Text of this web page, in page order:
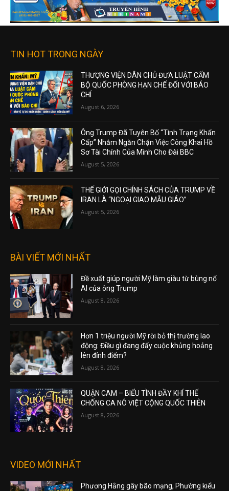
TIN HOT TRONG NGÀY
THƯỢNG VIỆN DÂN CHỦ ĐƯA LUẬT CẤM
BỘ QUỐC PHÒNG HẠN CHẾ ĐỐI VỚI BÁO
CHÍ
August 6, 2026
Ông Trump Đã Tuyên Bố “Tình Trạng Khẩn
Cấp” Nhằm Ngăn Chặn Việc Công Khai Hồ
Sơ Tài Chính Của Mình Cho Đài BBC
August 5, 2026
THẾ GIỚI GỌI CHÍNH SÁCH CỦA TRUMP VỀ
IRAN LÀ “NGOẠI GIAO MẪU GIÁO”
August 5, 2026
BÀI VIẾT MỚI NHẤT
Đề xuất giúp người Mỹ làm giàu từ bùng nổ
AI của ông Trump
August 8, 2026
Hơn 1 triệu người Mỹ rời bỏ thị trường lao
động: Điều gì đang đẩy cuộc khủng hoảng
lên đỉnh điểm?
August 8, 2026
QUẬN CAM – BIỂU TÌNH ĐẦY KHÍ THẾ
CHỐNG CA NÔ VIỆT CỘNG QUỐC THIÊN
August 8, 2026
VIDEO MỚI NHẤT
Phương Hằng gây bão mạng, Phường kiểu